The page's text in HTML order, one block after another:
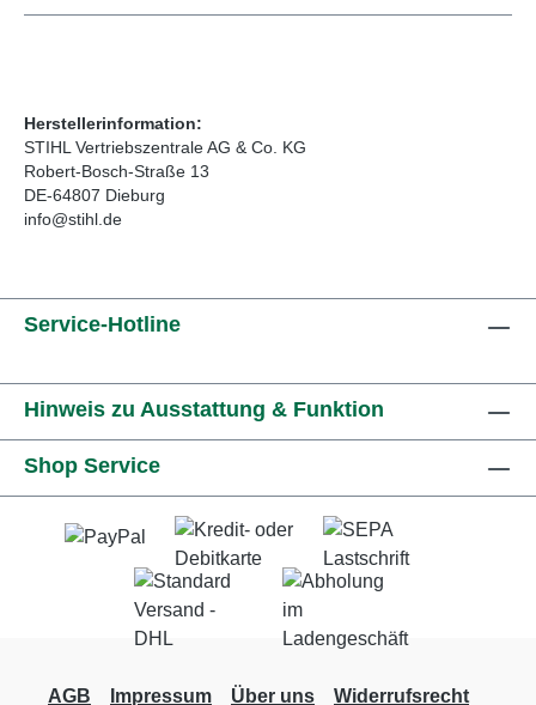
Herstellerinformation:
STIHL Vertriebszentrale AG & Co. KG
Robert-Bosch-Straße 13
DE-64807 Dieburg
info@stihl.de
Service-Hotline
Hinweis zu Ausstattung & Funktion
Shop Service
AGB Impressum Über uns Widerrufsrecht